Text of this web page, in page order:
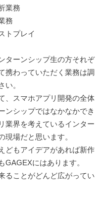
業務
務
トプレイ
ターンシップ生の方それぞ
携わっていただく業務は調
い。
、スマホアプリ開発の全体
ンシップではなかなかでき
業界を考えているインター
現場だと思います。
どもアイデアがあれば新作
GAGEXにはあります。
ることがどんど広がってい